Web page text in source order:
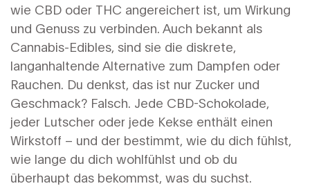
wie CBD oder THC angereichert ist, um Wirkung
und Genuss zu verbinden. Auch bekannt als
Cannabis-Edibles, sind sie die diskrete,
langanhaltende Alternative zum Dampfen oder
Rauchen. Du denkst, das ist nur Zucker und
Geschmack? Falsch. Jede CBD-Schokolade,
jeder Lutscher oder jede Kekse enthält einen
Wirkstoff – und der bestimmt, wie du dich fühlst,
wie lange du dich wohlfühlst und ob du
überhaupt das bekommst, was du suchst.